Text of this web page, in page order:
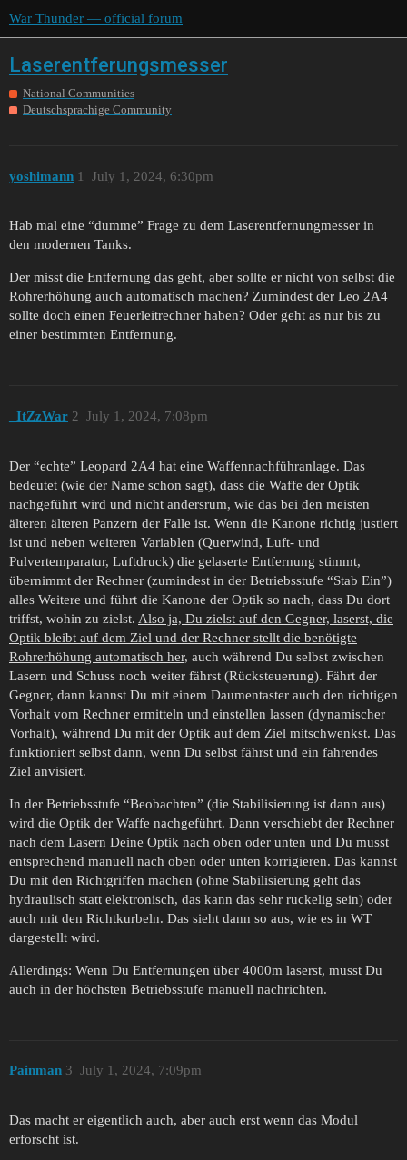
War Thunder — official forum
Laserentferungsmesser
National Communities
Deutschsprachige Community
yoshimann July 1, 2024, 6:30pm
1
Hab mal eine “dumme” Frage zu dem Laserentfernungmesser in
den modernen Tanks.
Der misst die Entfernung das geht, aber sollte er nicht von selbst die
Rohrerhöhung auch automatisch machen? Zumindest der Leo 2A4
sollte doch einen Feuerleitrechner haben? Oder geht as nur bis zu
einer bestimmten Entfernung.
_ItZzWar July 1, 2024, 7:08pm
2
Der “echte” Leopard 2A4 hat eine Waffennachführanlage. Das
bedeutet (wie der Name schon sagt), dass die Waffe der Optik
nachgeführt wird und nicht andersrum, wie das bei den meisten
älteren älteren Panzern der Falle ist. Wenn die Kanone richtig justiert
ist und neben weiteren Variablen (Querwind, Luft- und
Pulvertemparatur, Luftdruck) die gelaserte Entfernung stimmt,
übernimmt der Rechner (zumindest in der Betriebsstufe “Stab Ein”)
alles Weitere und führt die Kanone der Optik so nach, dass Du dort
triffst, wohin zu zielst. Also ja, Du zielst auf den Gegner, laserst, die
Optik bleibt auf dem Ziel und der Rechner stellt die benötigte
Rohrerhöhung automatisch her, auch während Du selbst zwischen
Lasern und Schuss noch weiter fährst (Rücksteuerung). Fährt der
Gegner, dann kannst Du mit einem Daumentaster auch den richtigen
Vorhalt vom Rechner ermitteln und einstellen lassen (dynamischer
Vorhalt), während Du mit der Optik auf dem Ziel mitschwenkst. Das
funktioniert selbst dann, wenn Du selbst fährst und ein fahrendes
Ziel anvisiert.
In der Betriebsstufe “Beobachten” (die Stabilisierung ist dann aus)
wird die Optik der Waffe nachgeführt. Dann verschiebt der Rechner
nach dem Lasern Deine Optik nach oben oder unten und Du musst
entsprechend manuell nach oben oder unten korrigieren. Das kannst
Du mit den Richtgriffen machen (ohne Stabilisierung geht das
hydraulisch statt elektronisch, das kann das sehr ruckelig sein) oder
auch mit den Richtkurbeln. Das sieht dann so aus, wie es in WT
dargestellt wird.
Allerdings: Wenn Du Entfernungen über 4000m laserst, musst Du
auch in der höchsten Betriebsstufe manuell nachrichten.
Painman July 1, 2024, 7:09pm
3
Das macht er eigentlich auch, aber auch erst wenn das Modul
erforscht ist.